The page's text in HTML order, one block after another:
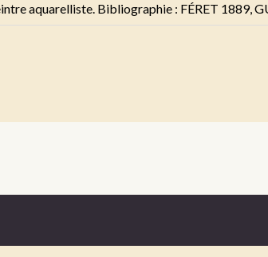
aquarelliste. Bibliographie : FÉRET 1889,